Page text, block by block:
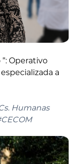
Operativo
a
Humanas